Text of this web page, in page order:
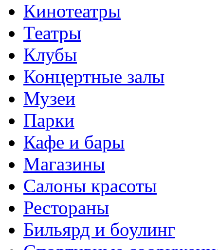
Кинотеатры
Театры
Клубы
Концертные залы
Музеи
Парки
Кафе и бары
Магазины
Салоны красоты
Рестораны
Бильярд и боулинг